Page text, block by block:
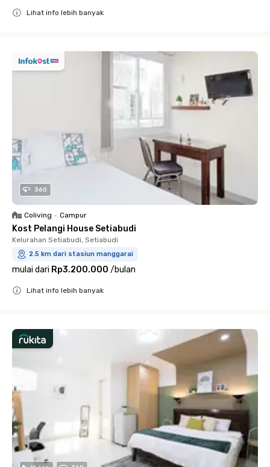
Lihat info lebih banyak
360
Coliving • Campur
Kost Pelangi House Setiabudi
Kelurahan Setiabudi, Setiabudi
2.5 km dari stasiun manggarai
mulai dari Rp3.200.000 /bulan
Lihat info lebih banyak